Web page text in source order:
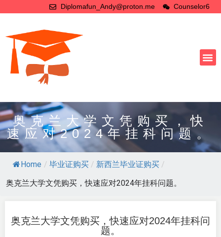
Diplomafun_Andy@proton.me Counselor6
奥克兰大学文凭购买，快
速应对2024年挂科问题。
Home / 毕业证购买 / 新西兰毕业证购买 /
奥克兰大学文凭购买，快速应对2024年挂科问题。
奥克兰大学文凭购买，快速应对2024年挂科问
题。